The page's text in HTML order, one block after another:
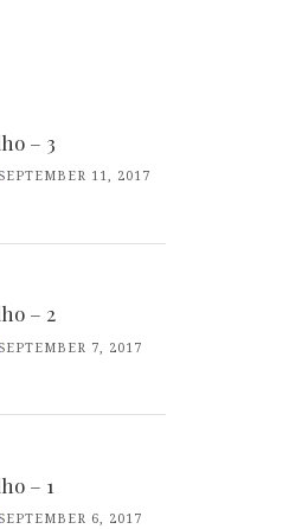
– 3
11, 2017
– 2
7, 2017
– 1
6, 2017